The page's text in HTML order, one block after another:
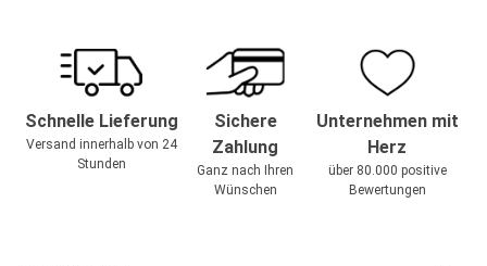
Schnelle Lieferung
Versand innerhalb von 24
Stunden
Sichere
Zahlung
Ganz nach Ihren
Wünschen
Unternehmen mit
Herz
über 80.000 positive
Bewertungen